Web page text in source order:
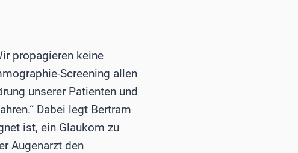
propagieren keine
Screening allen
unserer Patienten und
Dabei legt Bertram
ist, ein Glaukom zu
Augenarzt den